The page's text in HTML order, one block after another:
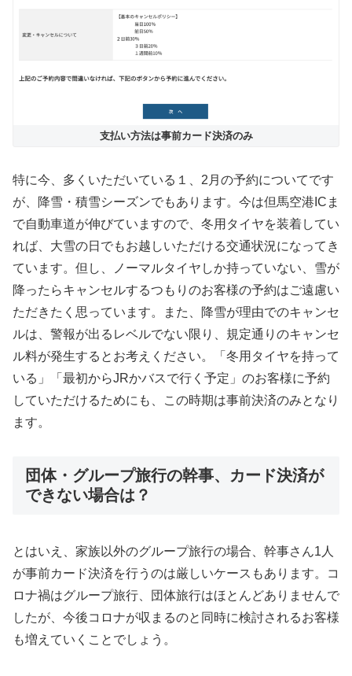
支払い方法は事前カード決済のみ
特に今、多くいただいている１、2月の予約についてです
が、降雪・積雪シーズンでもあります。今は但馬空港ICま
で自動車道が伸びていますので、冬用タイヤを装着してい
れば、大雪の日でもお越しいただける交通状況になってき
ています。但し、ノーマルタイヤしか持っていない、雪が
降ったらキャンセルするつもりのお客様の予約はご遠慮い
ただきたく思っています。また、降雪が理由でのキャンセ
ルは、警報が出るレベルでない限り、規定通りのキャンセ
ル料が発生するとお考えください。「冬用タイヤを持って
いる」「最初からJRかバスで行く予定」のお客様に予約
していただけるためにも、この時期は事前決済のみとなり
ます。
団体・グループ旅行の幹事、カード決済が
できない場合は？
とはいえ、家族以外のグループ旅行の場合、幹事さん1人
が事前カード決済を行うのは厳しいケースもあります。コ
ロナ禍はグループ旅行、団体旅行はほとんどありませんで
したが、今後コロナが収まるのと同時に検討されるお客様
も増えていくことでしょう。